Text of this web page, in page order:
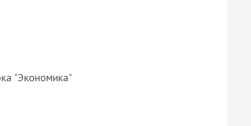
"Экономика"